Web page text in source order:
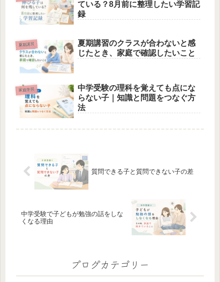
ている？8月前に整理したい学習記
録
夏期講習
夏期講習のクラスが合わないと感
じたとき、家庭で確認したいこと
家庭学習
中学受験の理科を覚えても点にな
らない子｜知識と問題をつなぐ方
法
質問できる子と質問できない子の差
中学受験で子どもが勉強の話をしな
くなる理由
ブログカテゴリー